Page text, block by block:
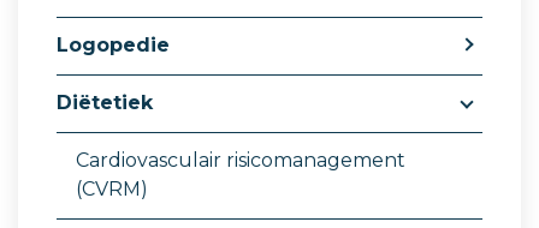
Logopedie
Diëtetiek
Cardiovasculair risicomanagement
(CVRM)